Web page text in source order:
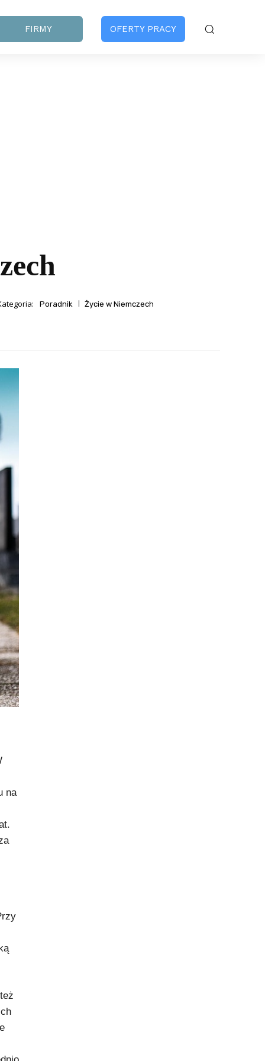
FIRMY OFERTY PRACY
Poradnik Życie w Niemczech
na